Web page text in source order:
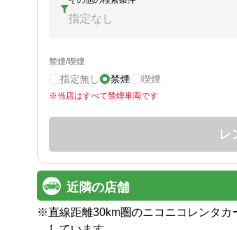
指定なし
禁煙/喫煙
指定無し 禁煙 喫煙
※当店はすべて禁煙車両です
レ
近隣の店舗
※直線距離30km圏のニコニコレンタ